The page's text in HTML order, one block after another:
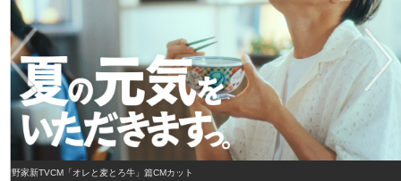
吉野家新TVCM「オレと麦とろ牛」篇CMカット